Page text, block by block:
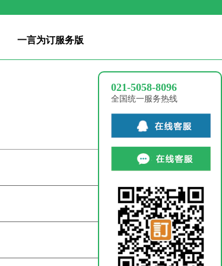
一言为订服务版
021-5058-8096
全国统一服务热线